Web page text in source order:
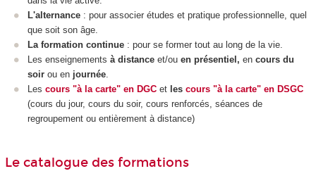
L'alternance : pour associer études et pratique professionnelle, quel
que soit son âge.
La formation continue : pour se former tout au long de la vie.
Les enseignements à distance et/ou en présentiel, en cours du
soir ou en journée
Les cours "à la carte" en DGC et les cours "à la carte" en DSGC
(cours du jour, cours du soir, cours renforcés, séances de
regroupement ou entièrement à distance)
Le catalogue des formations